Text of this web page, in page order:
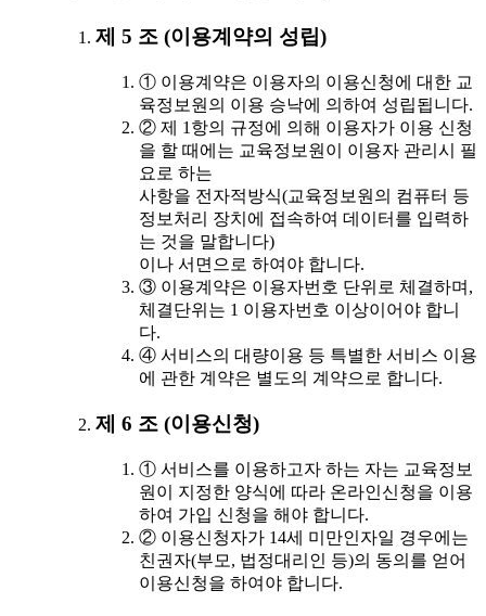
제 5 조 (이용계약의 성립)
① 이용계약은 이용자의 이용신청에 대한 교
육정보원의 이용 승낙에 의하여 성립됩니다.
② 제 1항의 규정에 의해 이용자가 이용 신청
을 할 때에는 교육정보원이 이용자 관리시 필
요로 하는
사항을 전자적방식(교육정보원의 컴퓨터 등
정보처리 장치에 접속하여 데이터를 입력하
는 것을 말합니다)
이나 서면으로 하여야 합니다.
③ 이용계약은 이용자번호 단위로 체결하며,
체결단위는 1 이용자번호 이상이어야 합니
다.
④ 서비스의 대량이용 등 특별한 서비스 이용
에 관한 계약은 별도의 계약으로 합니다.
제 6 조 (이용신청)
① 서비스를 이용하고자 하는 자는 교육정보
원이 지정한 양식에 따라 온라인신청을 이용
하여 가입 신청을 해야 합니다.
② 이용신청자가 14세 미만인자일 경우에는
친권자(부모, 법정대리인 등)의 동의를 얻어
이용신청을 하여야 합니다.